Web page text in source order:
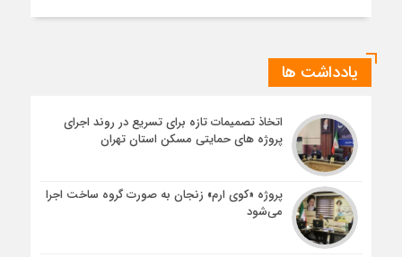
یادداشت ها
اتخاذ تصمیمات تازه برای تسریع در روند اجرای
پروژه های حمایتی مسکن استان تهران
پروژه «کوی ارم» زنجان به صورت گروه ساخت اجرا
می‌شود